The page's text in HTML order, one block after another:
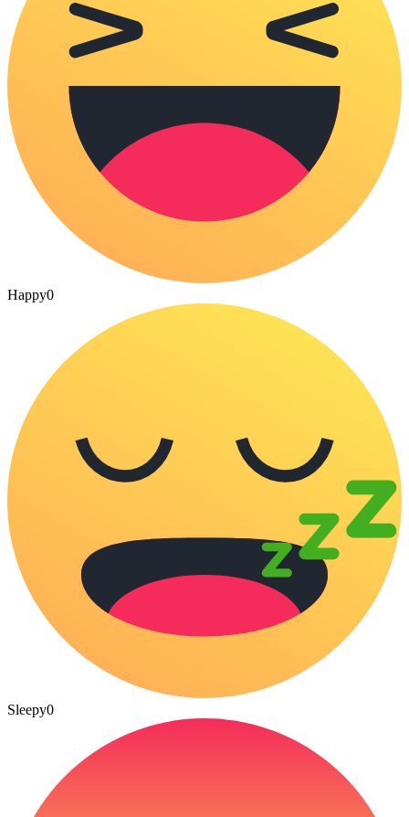
Happy0
Sleepy0